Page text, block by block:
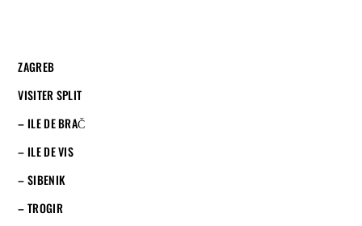
ZAGREB
VISITER SPLIT
– ILE DE BRAČ
– ILE DE VIS
– SIBENIK
– TROGIR